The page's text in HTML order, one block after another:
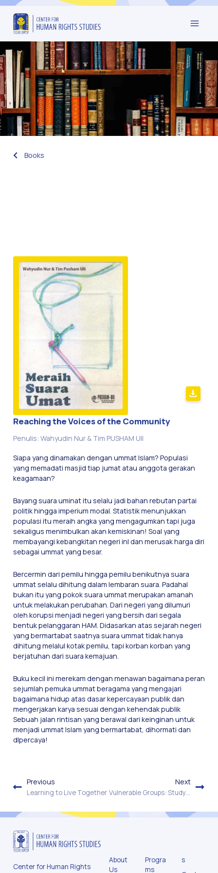
Books
Reaching the Voices of the Community
Penulis: Wahyudin Nur & Tim PUSHAM UII
Siapa yang dinamakan dengan ummat Islam? Populasi
yang memadati masjid tiap jumat atau anggota gerakan
keagamaan?
Bayang suara uminat itu selalu jadi bahan rebutan partai
politik hingga imperium modal. Statistik menunjukkan
populasi itu meraih angka yang mengagumkan tapi juga
sekaligus menimbulkan akan kemiskinan! Soal yang
membayangi kebangkitan negeri inl dan merusak harga diri
sebagai ummat yang besar.
Bercermin dari pemilu hingga pemilu benikutnya suara
ummat selalu dihitung dalam lembaran suara. Padahal
bukan itu yang pokok suara ummat merupakan amanah
untuk melakukan perubahan. Dari negeri yang dilumuri
oleh korupsi menjadi negeri yang bersih dari segala
bentuk pelanggaran HAM. Didasarkan atas sejarah negeri
yang bermartabat saatnya suara ummat tidak hanya
dihitung melalul kotak pemilu, tapi korban korban yang
berjatuhan dari suara kemajuan.
Buku kecil ini merekam dengan menawan bagaimana peran
sejumlah pemuka ummat beragama yang mengajari
bagaimana hidup atas dasar kepercayaan publik dan
mengerjakan karya sesuai dengan kehendak publik
Sebuah jalan rintisan yang berawal dari keinginan untuk
menjadi ummat Islam yang bermartabat, dihormati dan
dlpercaya!
Previous
Learning to Live Together
Next
Vulnerable Groups: Study and Mechanisms of Protection
Center for Human Rights
About
Us
Progra
ms
s